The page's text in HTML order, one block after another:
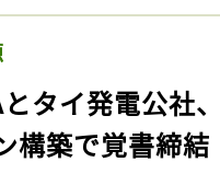
とタイ発電公社
構築で覚書締結